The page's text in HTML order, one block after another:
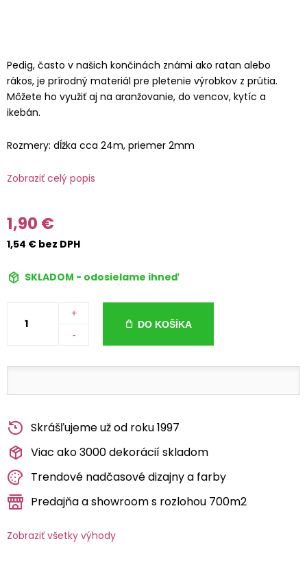
Pedig, často v našich končinách známi ako ratan alebo
rákos, je prírodný materiál pre pletenie výrobkov z prútia.
Môžete ho využiť aj na aranžovanie, do vencov, kytíc a
ikebán.
Rozmery: dĺžka cca 24m, priemer 2mm
Zobraziť celý popis
1,90 €
1,54 € bez DPH
SKLADOM - odosielame ihneď
+
-
DO KOŠÍKA
Skrášľujeme už od roku 1997
Viac ako 3000 dekorácií skladom
Trendové nadčasové dizajny a farby
Predajňa a showroom s rozlohou 700m2
Zobraziť všetky výhody